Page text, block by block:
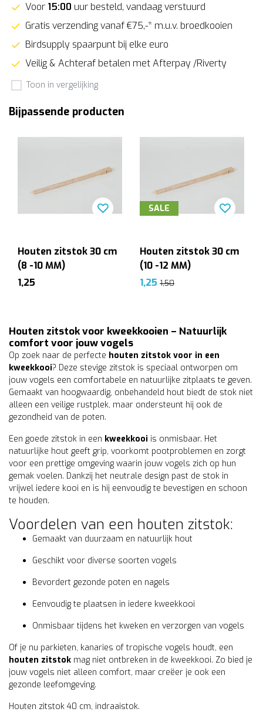
Voor 15:00 uur besteld, vandaag verstuurd
Gratis verzending vanaf €75,-* m.u.v. broedkooien
Birdsupply spaarpunt bij elke euro
Veilig & Achteraf betalen met Afterpay /Riverty
Toon in vergelijking
Bijpassende producten
Houten zitstok 30 cm
(8 -10 MM)
1,25
SALE
Houten zitstok 30 cm
(10 -12 MM)
1,25 1,50
Houten zitstok voor kweekkooien – Natuurlijk
comfort voor jouw vogels
Op zoek naar de perfecte houten zitstok voor in een
kweekkooi? Deze stevige zitstok is speciaal ontworpen om
jouw vogels een comfortabele en natuurlijke zitplaats te geven.
Gemaakt van hoogwaardig, onbehandeld hout biedt de stok niet
alleen een veilige rustplek, maar ondersteunt hij ook de
gezondheid van de poten.
Een goede zitstok in een kweekkooi is onmisbaar. Het
natuurlijke hout geeft grip, voorkomt pootproblemen en zorgt
voor een prettige omgeving waarin jouw vogels zich op hun
gemak voelen. Dankzij het neutrale design past de stok in
vrijwel iedere kooi en is hij eenvoudig te bevestigen en schoon
te houden.
Voordelen van een houten zitstok:
Gemaakt van duurzaam en natuurlijk hout
Geschikt voor diverse soorten vogels
Bevordert gezonde poten en nagels
Eenvoudig te plaatsen in iedere kweekkooi
Onmisbaar tijdens het kweken en verzorgen van vogels
Of je nu parkieten, kanaries of tropische vogels houdt, een
houten zitstok mag niet ontbreken in de kweekkooi. Zo bied je
jouw vogels niet alleen comfort, maar creëer je ook een
gezonde leefomgeving.
Houten zitstok 40 cm, indraaistok.